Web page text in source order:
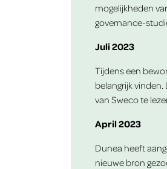
mogelijkheden
governance-
Juli 2023
Tijdens een
belangrijk
van Sweco te
April 2023
Dunea heeft
nieuwe bron